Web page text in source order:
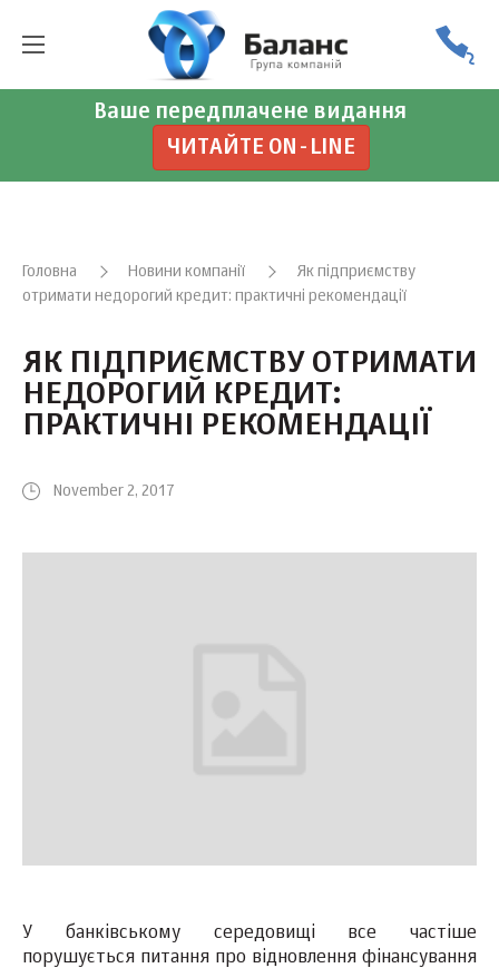
Ваше передплачене видання
ЧИТАЙТЕ ON-LINE
Головна Новини компанії
Як підприємству
отримати недорогий кредит: практичні рекомендації
ЯК ПІДПРИЄМСТВУ ОТРИМАТИ
НЕДОРОГИЙ КРЕДИТ:
ПРАКТИЧНІ РЕКОМЕНДАЦІЇ
November 2, 2017
У банківському середовищі все частіше
порушується питання про відновлення фінансування